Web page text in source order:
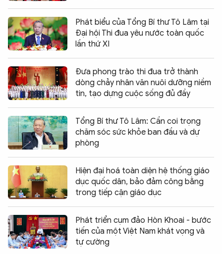
Phát biểu của Tổng Bí thư Tô Lâm tại
Đại hội Thi đua yêu nước toàn quốc
lần thứ XI
Đưa phong trào thi đua trở thành
dòng chảy nhân văn nuôi dưỡng niềm
tin, tạo dựng cuộc sống đủ đầy
Tổng Bí thư Tô Lâm: Cần coi trọng
chăm sóc sức khỏe ban đầu và dự
phòng
Hiện đại hoá toàn diện hệ thống giáo
dục quốc dân, bảo đảm công bằng
trong tiếp cận giáo dục
Phát triển cụm đảo Hòn Khoai - bước
tiến của một Việt Nam khát vọng và
tự cường